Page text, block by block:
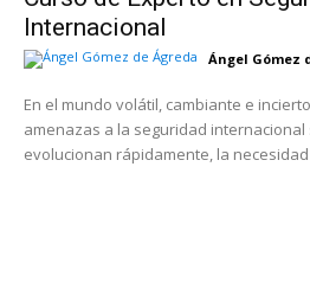
Internacional
Ángel Gómez
En el mundo volátil, cambiante e
amenazas a la seguridad internacional
evolucionan rápidamente, la